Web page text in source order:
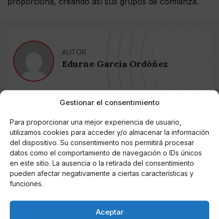
Gestionar el consentimiento
Para proporcionar una mejor experiencia de usuario,
utilizamos cookies para acceder y/o almacenar la información
del dispositivo. Su consentimiento nos permitirá procesar
datos como el comportamiento de navegación o IDs únicos
en este sitio. La ausencia o la retirada del consentimiento
pueden afectar negativamente a ciertas características y
funciones.
Aceptar
AUTOR
Edurne García Ordóñez
Noticias relacionadas
Online Casino
Mejores Cripto Casinos Online en
Colombia 2025: Bitcoin Casinos
Online Casino
Mejores Casinos Online con Bitcoin y
Online Casino